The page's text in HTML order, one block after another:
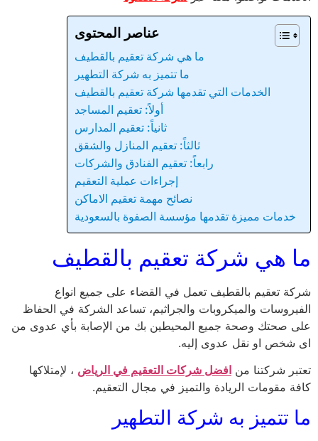
عناصر المحتوى
ما هي شركة تعقيم بالقطيف
ما تتميز به شركة التطهير
الخدمات التي تقدمها شركة تعقيم بالقطيف
أولاً: تعقيم المساجد
ثانياً: تعقيم المدارس
ثالثاً: تعقيم المنازل والشقق
رابعاً: تعقيم الفنادق والشركات
إجراءات عملية التعقيم
نصائح مهمة تعقيم الاماكن
خدمات مميزة تقدمها مؤسسة الصفوة بالسعودية
ما هي شركة تعقيم بالقطيف
شركة تعقيم بالقطيف تعمل في القضاء على جميع انواع
الفيروسات والميكروبات والجراثيم، تساعد الشركة في الحفاظ
على صحتك وصحة جميع المحيطين بك من الإصابة بأي عدوى من
اى شخص او نقل عدوى إليه.
تعتبر شركتنا من افضل شركات التعقيم في الرياض ، لإمتلاكها
كافة مقومات الريادة والتميز في مجال التعقيم.
ما تتميز به شركة التطهير